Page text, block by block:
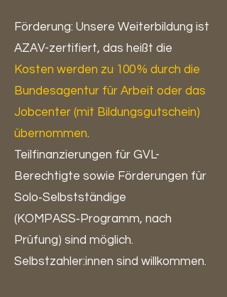
Förderung: Unsere Weiterbildung ist
AZAV-zertifiert, das heißt die
Kosten werden zu 100 % durch die
Bundesagentur für Arbeit oder das
Jobcenter (mit Bildungsgutschein)
übernommen.
Teilfinanzierungen für GVL-
Berechtigte sowie Förderungen für
Solo‑Selbstständige
(KOMPASS‑Programm, nach
Prüfung) sind möglich.
Selbstzahler:innen sind willkommen.